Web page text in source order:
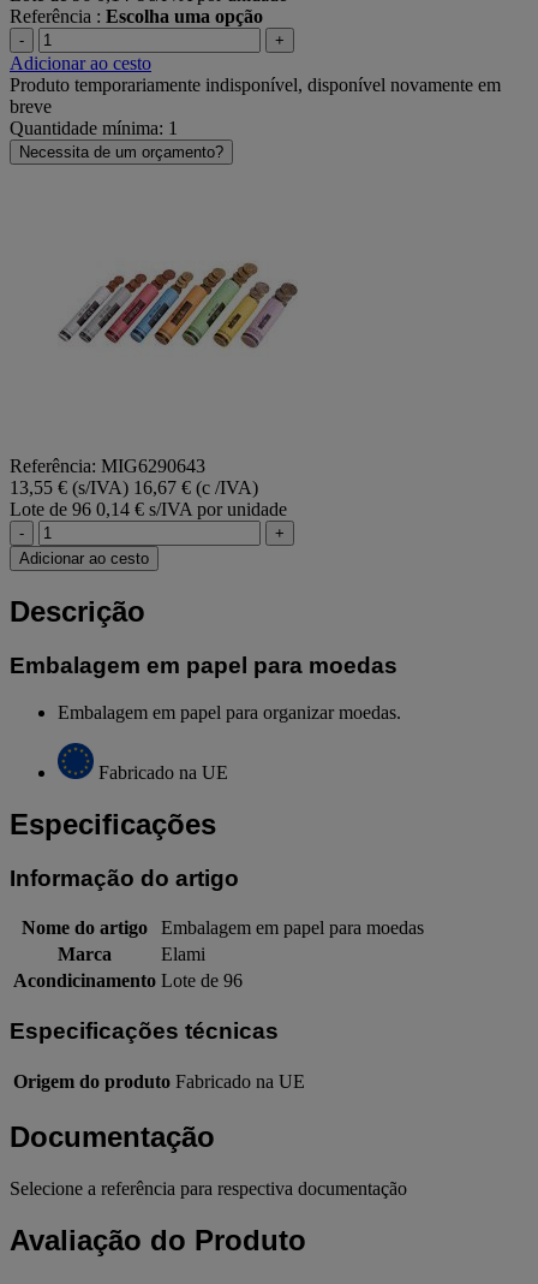
Referência : Escolha uma opção
- +
Adicionar ao cesto
Produto temporariamente indisponível, disponível novamente em
breve
Quantidade mínima: 1
Necessita de um orçamento?
Referência: MIG6290643
13,55 € (s/IVA) 16,67 € (c /IVA)
Lote de 96 0,14 € s/IVA por unidade
-
+
Adicionar ao cesto
Descrição
Embalagem em papel para moedas
Embalagem em papel para organizar moedas.
Fabricado na UE
Especificações
Informação do artigo
Nome do artigo
Embalagem em papel para moedas
Marca
Elami
Acondicinamento Lote de 96
Especificações técnicas
Origem do produto Fabricado na UE
Documentação
Selecione a referência para respectiva documentação
Avaliação do Produto